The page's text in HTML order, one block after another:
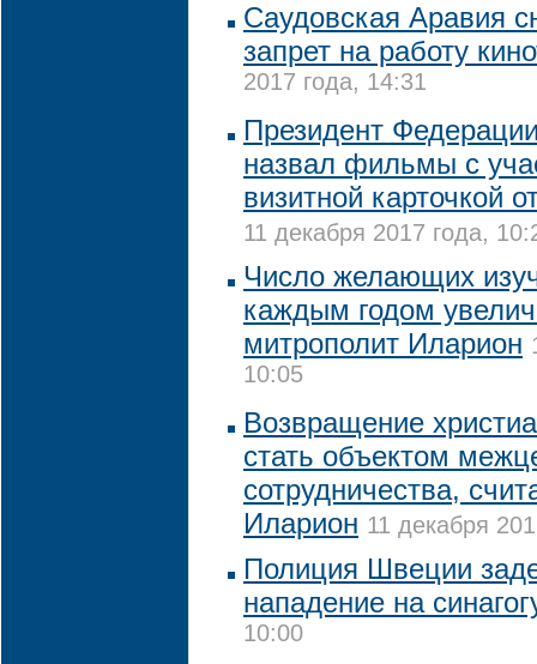
Саудовская Аравия
запрет на работу
2017 года, 14:31
Президент
назвал фильмы с
визитной карточкой
11 декабря 2017 года,
Число желающих
каждым годом
митрополит Иларион
10:05
Возвращение
стать объектом
сотрудничества,
Иларион 11 декабря
Полиция Швеции
нападение на
10:00